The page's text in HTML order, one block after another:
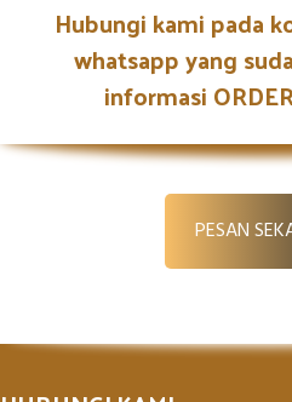
Hubungi kami pada
whatsapp yang
informasi
PESAN